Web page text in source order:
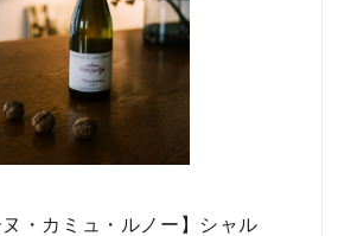
ヌ・カミュ・ルノー】シャル